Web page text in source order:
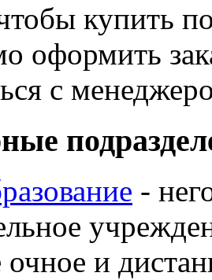
купить
оформить
с
-
очное и